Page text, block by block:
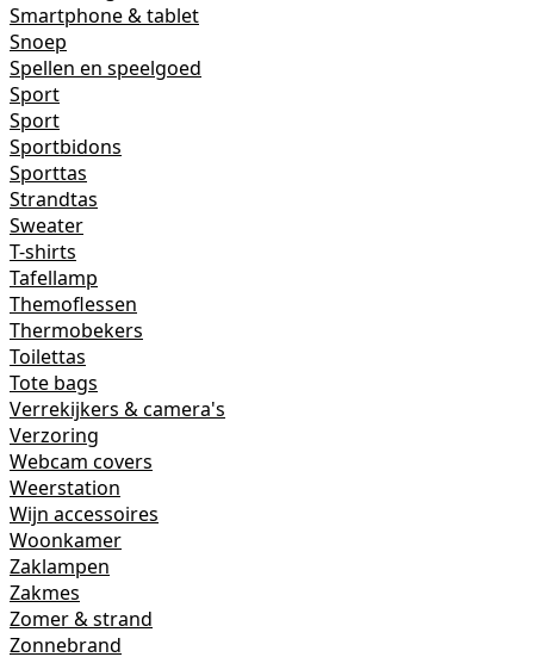
Smartphone & tablet
Snoep
Spellen en speelgoed
Sport
Sport
Sportbidons
Sporttas
Strandtas
Sweater
T-shirts
Tafellamp
Themoflessen
Thermobekers
Toilettas
Tote bags
Verrekijkers & camera's
Verzoring
Webcam covers
Weerstation
Wijn accessoires
Woonkamer
Zaklampen
Zakmes
Zomer & strand
Zonnebrand